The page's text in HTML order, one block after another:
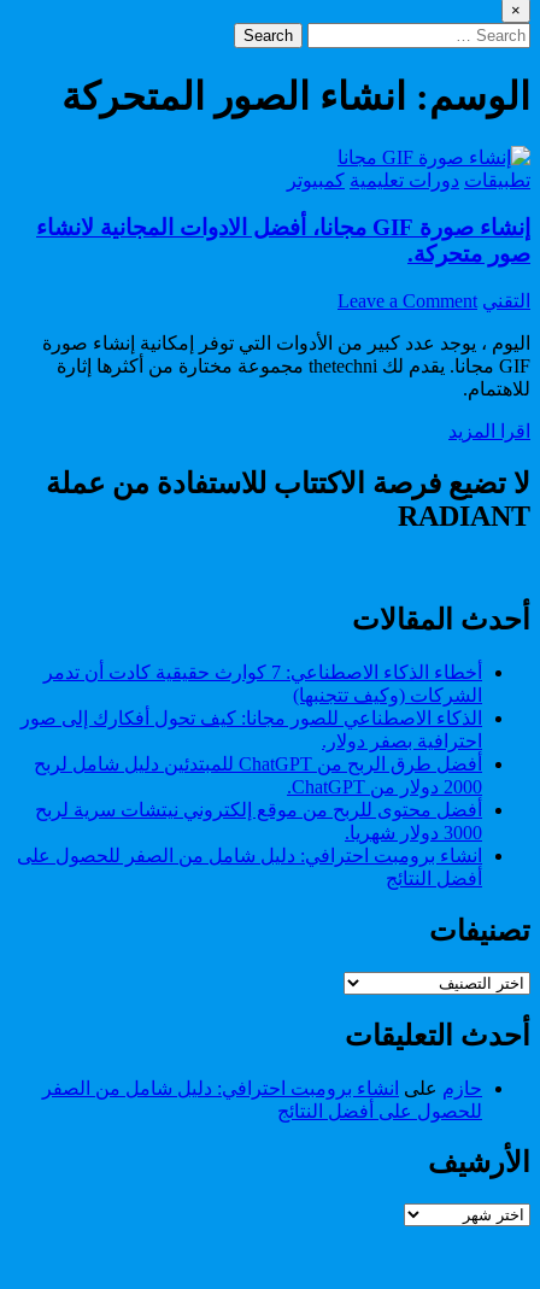
×
Search
for:
الوسم: انشاء الصور المتحركة
Posted
تطبيقات دورات تعليمية كمبيوتر
إنشاء صورة GIF مجانا، أفضل الادوات المجانية لانشاء
صور متحركة.
Author:
التقني Leave a Comment
on
صورة
GIF
لانشاء
اليوم ، يوجد عدد كبير من الأدوات التي توفر إمكانية إنشاء صورة
GIF مجانا. يقدم لك thetechni مجموعة مختارة من أكثرها إثارة
للاهتمام.
اقرا المزيد
GIF
مجانا،
أفضل
صور
متحركة.
لا تضيع فرصة الاكتتاب للاستفادة من عملة
RADIANT
أحدث المقالات
أخطاء الذكاء الاصطناعي: 7 كوارث حقيقية كادت أن تدمر
الشركات (وكيف تتجنبها)
الذكاء الاصطناعي للصور مجانا: كيف تحول أفكارك إلى صور
احترافية بصفر دولار.
أفضل طرق الربح من ChatGPT للمبتدئين دليل شامل لربح
2000 دولار من ChatGPT.
أفضل محتوى للربح من موقع إلكتروني نيتشات سرية لربح
3000 دولار شهريا.
انشاء برومبت احترافي: دليل شامل من الصفر للحصول على
أفضل النتائج
تصنيفات
تصنيفات
أحدث التعليقات
حازم على انشاء برومبت احترافي: دليل شامل من الصفر
للحصول على أفضل النتائج
الأرشيف
الأرشيف